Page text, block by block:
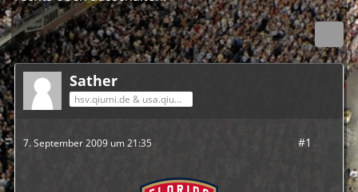
Sather
hsv.qiumi.de & usa.qiumi.de
7. September 2009 um 21:35 #1